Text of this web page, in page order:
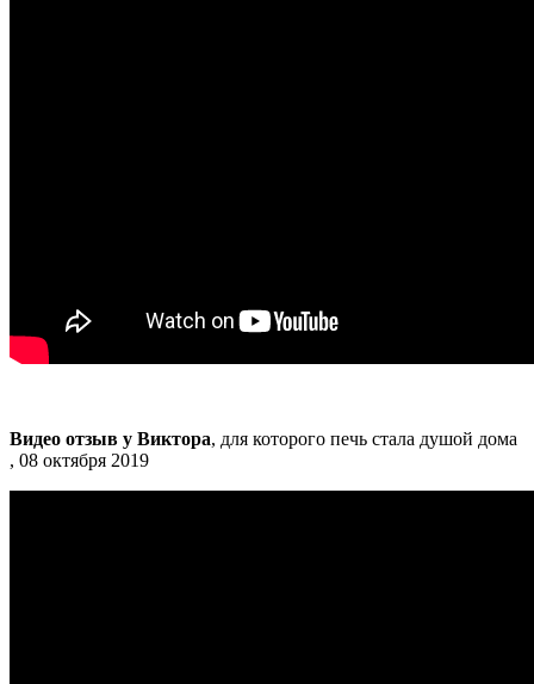
Видео отзыв у Виктора, для которого печь стала душой дома
, 08 октября 2019